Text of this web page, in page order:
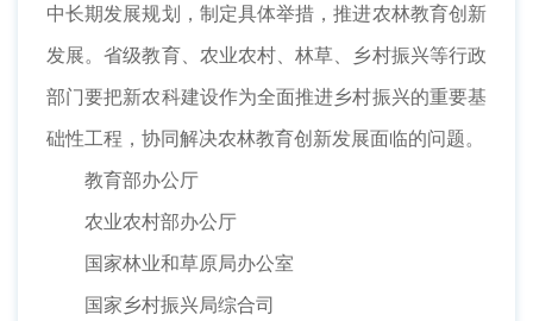
中长期发展规划，制定具体举措，推进农林教育创新
发展。省级教育、农业农村、林草、乡村振兴等行政
部门要把新农科建设作为全面推进乡村振兴的重要基
础性工程，协同解决农林教育创新发展面临的问题。
教育部办公厅
农业农村部办公厅
国家林业和草原局办公室
国家乡村振兴局综合司